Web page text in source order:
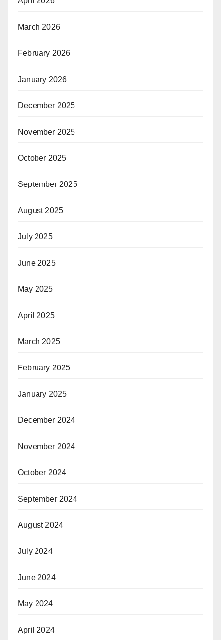
March 2026
February 2026
January 2026
December 2025
November 2025
October 2025
September 2025
August 2025
July 2025
June 2025
May 2025
April 2025
March 2025
February 2025
January 2025
December 2024
November 2024
October 2024
September 2024
August 2024
July 2024
June 2024
May 2024
April 2024